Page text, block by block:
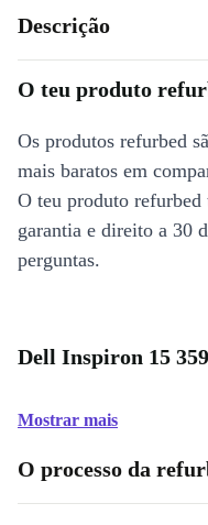
Descrição
O teu produto
Os produtos refurbed
mais baratos em
O teu produto refurbed
garantia e direito a 30
perguntas.
Dell Inspiron 15
Mostrar mais
O processo da